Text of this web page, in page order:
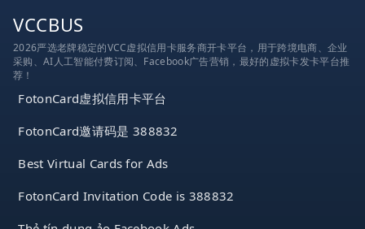
VCCBUS
2026严选老牌稳定的VCC虚拟信用卡服务商开卡平台，用于跨境电商、企业
采购、AI人工智能付费订阅、Facebook广告营销，最好的虚拟卡发卡平台推
荐！
FotonCard虚拟信用卡平台
FotonCard邀请码是 388832
Best Virtual Cards for Ads
FotonCard Invitation Code is 388832